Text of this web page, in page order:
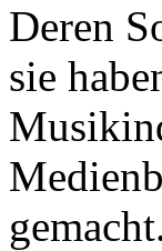
Deren
sie